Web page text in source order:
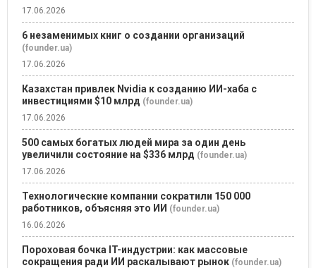
17.06.2026
6 незаменимых книг о создании организаций
(founder.ua)
17.06.2026
Казахстан привлек Nvidia к созданию ИИ-хаба с
инвестициями $10 млрд (founder.ua)
17.06.2026
500 самых богатых людей мира за один день
увеличили состояние на $336 млрд (founder.ua)
17.06.2026
Технологические компании сократили 150 000
работников, объясняя это ИИ (founder.ua)
16.06.2026
Пороховая бочка IT-индустрии: как массовые
сокращения ради ИИ раскалывают рынок (founder.ua)